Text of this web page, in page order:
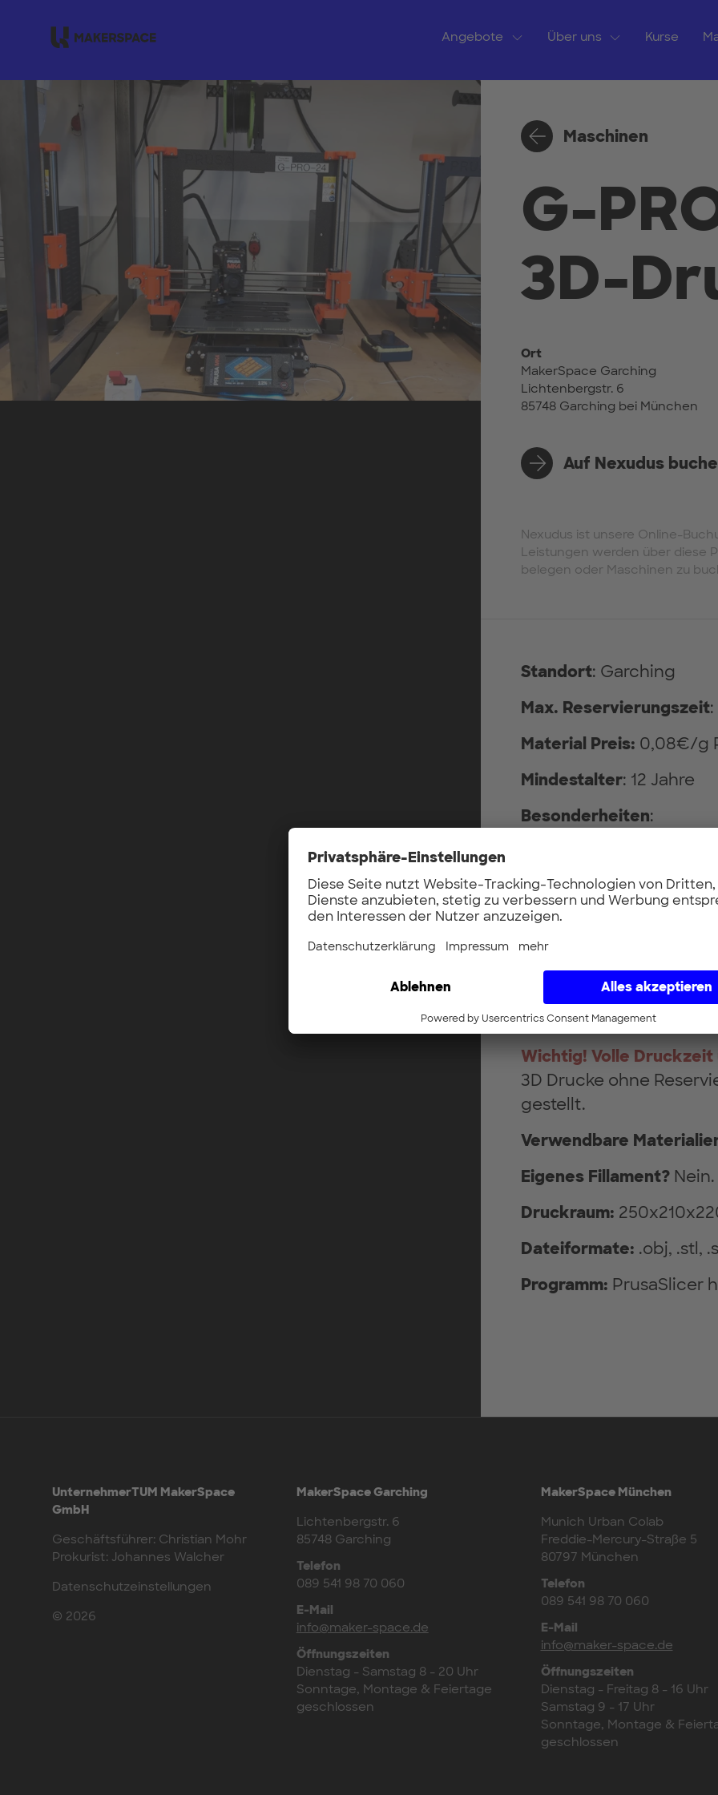
Angebote Über uns Kurse
Maschinen
G-
3D-
Ort
MakerSpace Garching
Lichtenbergstr. 6
85748 Garching bei München
Auf Nexudus
Nexudus ist unsere Online-
Leistungen werden über diese
belegen oder Maschinen zu
Standort: Garching
Max. Reservierungszeit
Material Preis: 0,08€/g
Mindestalter: 12 Jahre
Besonderheiten:
- Darf auch in
- Der Druck muss
Nacht laufen
- Abholung nur
Kurs-Voraussetzung:
PRO-001 | 3D-Drucker
(FDM) [English] [A]
Wichtig! Volle
3D Drucke ohne
gestellt.
Verwendbare
Eigenes Fillament? Nein.
Druckraum:
Dateiformate: .obj, .stl,
Programm: PrusaSlicer
UnternehmerTUM MakerSpace
GmbH
Geschäftsführer: Christian Mohr
Prokurist: Johannes Walcher
Datenschutzeinstellungen
© 2026
MakerSpace Garching
Lichtenbergstr. 6
85748 Garching
Telefon
089 541 98 70 060
E-Mail
info@maker-space.de
Öffnungszeiten
Dienstag - Samstag 8 - 20 Uhr
Sonntage, Montage & Feiertage
geschlossen
MakerSpace München
Munich Urban Colab
Freddie-Mercury-Straße 5
80797 München
Telefon
089 541 98 70 060
E-Mail
info@maker-space.de
Öffnungszeiten
Dienstag - Freitag 8 - 16 Uhr
Samstag 9 - 17 Uhr
Sonntage, Montage &
geschlossen